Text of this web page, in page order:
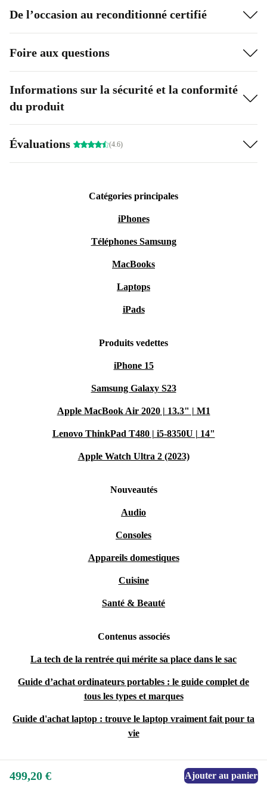
De l’occasion au reconditionné certifié
Foire aux questions
Informations sur la sécurité et la conformité
du produit
Évaluations (4.6)
Catégories principales
iPhones
Téléphones Samsung
MacBooks
Laptops
iPads
Produits vedettes
iPhone 15
Samsung Galaxy S23
Apple MacBook Air 2020 | 13.3" | M1
Lenovo ThinkPad T480 | i5-8350U | 14"
Apple Watch Ultra 2 (2023)
Nouveautés
Audio
Consoles
Appareils domestiques
Cuisine
Santé & Beauté
Contenus associés
La tech de la rentrée qui mérite sa place dans le sac
Guide d’achat ordinateurs portables : le guide complet de
tous les types et marques
Guide d'achat laptop : trouve le laptop vraiment fait pour ta
vie
499,20 € Ajouter au panier